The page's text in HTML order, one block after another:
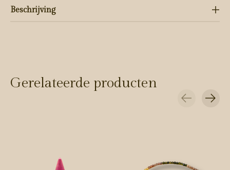
Beschrijving
Gerelateerde producten